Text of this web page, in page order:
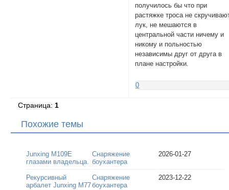
получилось бы что при
растяжке троса не
лук, не мешаются в
центральной части ничему и
никому и польностью
независимы друг от друга в
плане настройки.
0
Страница: 1
Похожие темы
Junxing M109E
глазами владельца.
Снаряжение
боухантера
2026-01-27
Рекурсивный
арбалет Junxing M77
Снаряжение
боухантера
2023-12-22